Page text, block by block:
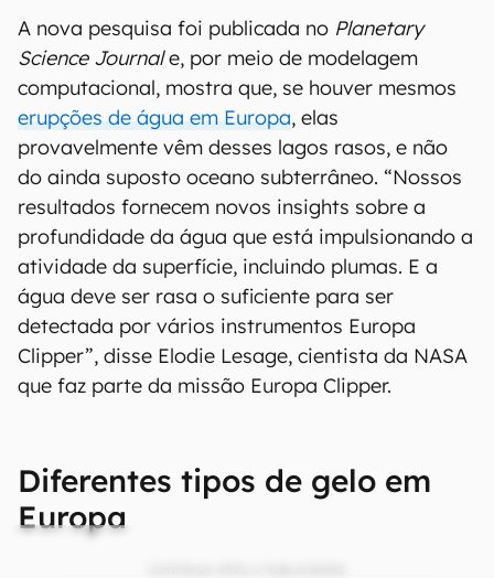
A nova pesquisa foi publicada no Planetary
Science Journale, por meio de modelagem
computacional, mostra que, se houver mesmos
erupções de água em Europa, elas
provavelmente vêm desses lagos rasos, e não
do ainda suposto oceano subterrâneo. “Nossos
resultados fornecem novos insights sobre a
profundidade da água que está impulsionando a
atividade da superfície, incluindo plumas. E a
água deve ser rasa o suficiente para ser
detectada por vários instrumentos Europa
Clipper”, disse Elodie Lesage, cientista da NASA
que faz parte da missão Europa Clipper.
Diferentes tipos de gelo em
Europa